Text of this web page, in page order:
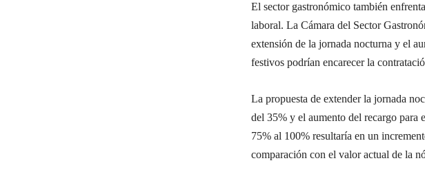
El sector gastronómico también
laboral. La Cámara del Sector
extensión de la jornada nocturna y el
festivos podrían encarecer la
La propuesta de extender la jornada
del 35% y el aumento del recargo para
75% al 100% resultaría en un
comparación con el valor actual de la